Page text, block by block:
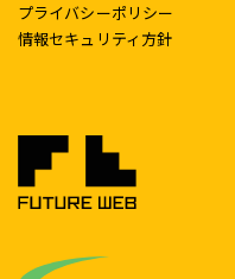
プライバシーポリシー
情報セキュリティ方針